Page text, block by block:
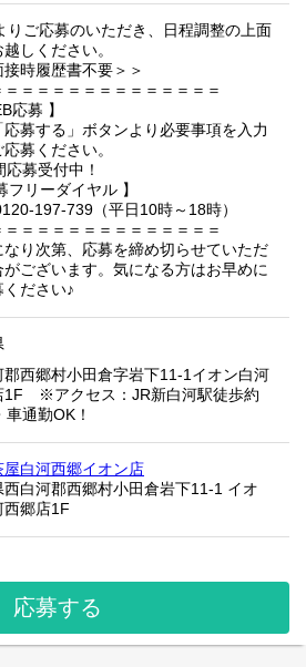
りご応募のいただき、日程調整の上面
しください。
接時履歴書不要＞＞
＝＝＝＝＝＝＝＝＝＝＝＝＝＝
応募 】
募する」ボタンより必要事項を入力
応募ください。
応募受付中！
フリーダイヤル 】
197-739（平日10時～18時）
＝＝＝＝＝＝＝＝＝＝＝＝＝＝
なり次第、応募を締め切らせていただ
がございます。気になる方はお早めに
ください♪
郡西郷村小田倉字岩下11-1イオン白河
1F ※アクセス：JR新白河駅徒歩約
車通勤OK！
屋白河西郷イオン店
西白河郡西郷村小田倉岩下11-1 イオ
西郷店1F
応募する